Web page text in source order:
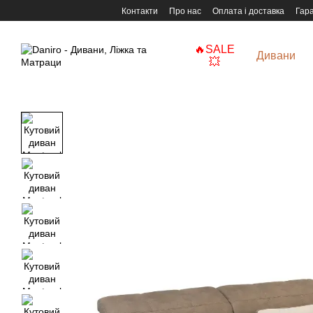
Перейти до основного контенту
Контакти Про нас Оплата і доставка
🔥SALE
💥
Дивани